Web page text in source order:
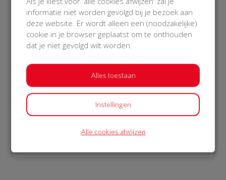
Carla
16 Jan 2019
17:13 uur
Afgeschermd
16 Jan 2019
Bekijk alle donateurs
informatie niet worden gevolgd bij je bezoek aan
deze website. Er wordt alleen een (noodzakelijke)
cookie in je browser geplaatst om te onthouden
dat je niet gevolgd wilt worden.
Alles toestaan
Instellingen
Alle cookies afwijzen